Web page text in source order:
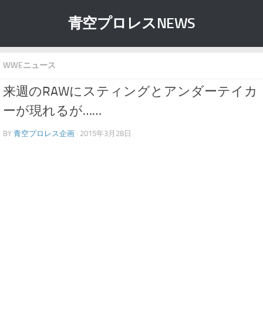
青空プロレスNEWS
WWEニュース
来週のRAWにスティングとアンダーテイカ
ーが現れるが……
BY 青空プロレス企画 · 2015年3月28日